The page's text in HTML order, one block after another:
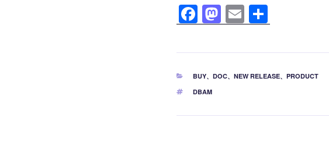
F
a
c
e
b
M
a
st
o
d
E
m
ail
享
分
BUY、 DOC、 NEW RELEASE、 PRODUCT
标
DBAM